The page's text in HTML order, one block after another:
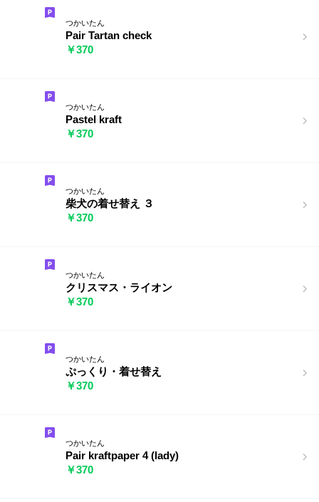
つかいたん
Pair Tartan check
￥370
つかいたん
Pastel kraft
￥370
つかいたん
柴犬の着せ替え ３
￥370
つかいたん
クリスマス・ライオン
￥370
つかいたん
ぷっくり・着せ替え
￥370
つかいたん
Pair kraftpaper 4 (lady)
￥370